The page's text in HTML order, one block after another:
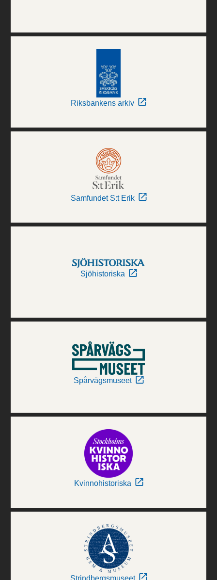
Riksbankens arkiv
Samfundet S:t Erik
Sjöhistoriska
Spårvägsmuseet
Kvinnohistoriska
Strindbergsmuseet